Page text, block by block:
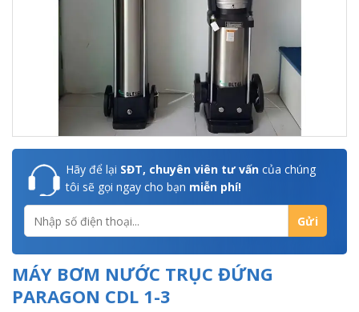
Hãy để lại SĐT, chuyên viên tư vấn của chúng
tôi sẽ gọi ngay cho bạn miễn phí!
MÁY BƠM NƯỚC TRỤC ĐỨNG
PARAGON CDL 1-3